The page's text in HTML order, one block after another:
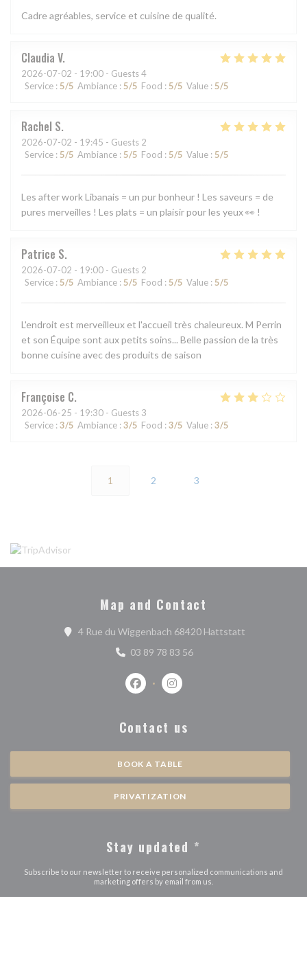
Cadre agréables, service et cuisine de qualité.
Claudia V
2026-07-02 - 19:00 - Guests 4
Service : 5/5 Ambiance : 5/5 Food : 5/5 Value : 5/5
Rachel S
2026-07-02 - 19:45 - Guests 2
Service : 5/5 Ambiance : 5/5 Food : 5/5 Value : 5/5
Les after work Libanais = un pur bonheur ! Les saveurs = de
pures merveilles ! Les plats = un plaisir pour les yeux 👀 !
Patrice S
2026-07-02 - 19:00 - Guests 2
Service : 5/5 Ambiance : 5/5 Food : 5/5 Value : 5/5
L'endroit est merveilleux et l'accueil très chaleureux. M Perrin
et son Équipe sont aux petits soins... Belle passion de la très
bonne cuisine avec des produits de saison
Françoise C
2026-06-25 - 19:30 - Guests 3
Service : 3/5 Ambiance : 3/5 Food : 3/5 Value : 3/5
1 2 3
Map and Contact
4 Rue du Wiggenbach 68420 Hattstatt((opens in a
03 89 78 83 56
Facebook ((opens in a new window))
Instagram ((opens in a new
Contact us
BOOK A TABLE
PRIVATIZATION
Stay updated *
Subscribe to our newsletter to receive personalized communications and
marketing offers by email from us.